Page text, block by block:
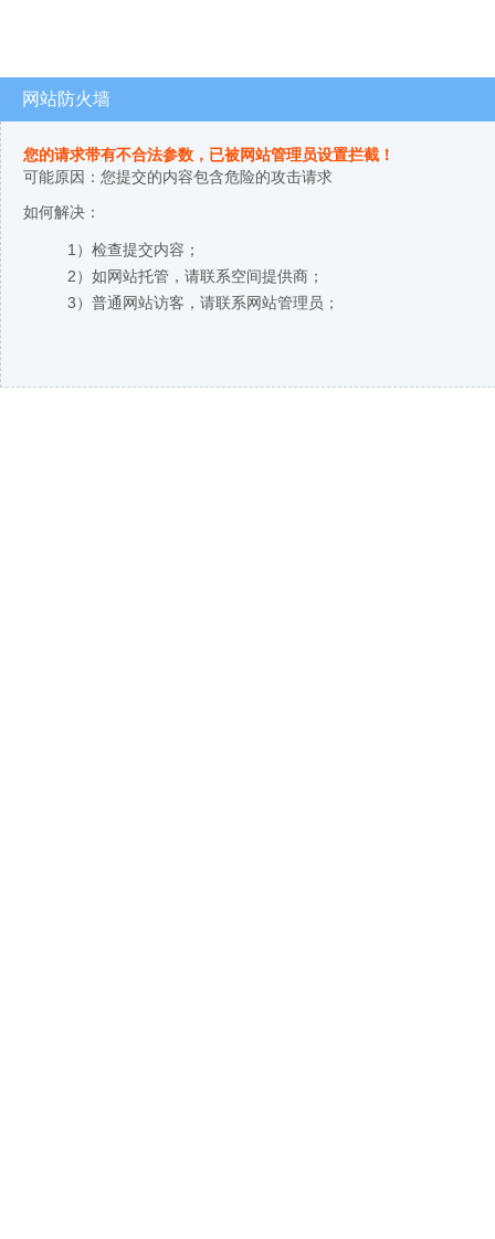
网站防火墙
您的请求带有不合法参数，已被网站管理员设置拦截！
可能原因：您提交的内容包含危险的攻击请求
如何解决：
1）检查提交内容；
2）如网站托管，请联系空间提供商；
3）普通网站访客，请联系网站管理员；